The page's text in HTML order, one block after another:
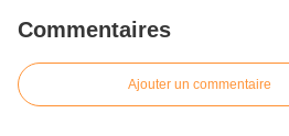
Commentaires
Ajouter un commentaire